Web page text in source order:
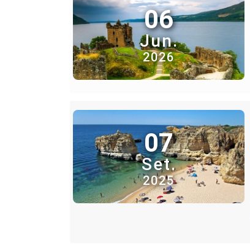
06
Jun.
2026
07
Set.
2025